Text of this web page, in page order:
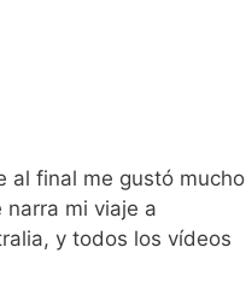
al final me gustó mucho
mi viaje a
y todos los vídeos